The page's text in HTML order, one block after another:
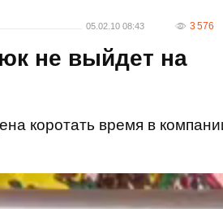
05.02.10 08:43 3 576
не выйдет на
коротать время в